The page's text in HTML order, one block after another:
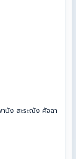
านัง สะระณัง คัจฉา